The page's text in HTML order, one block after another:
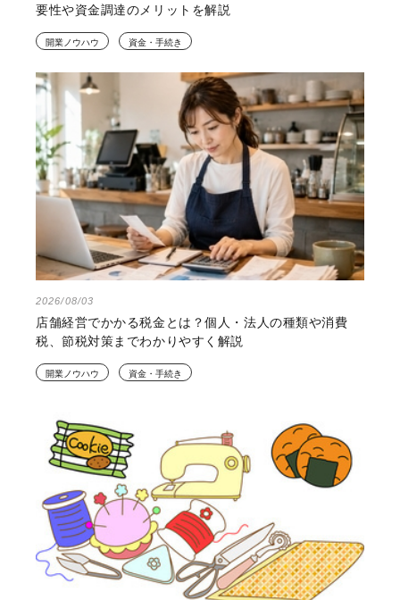
要性や資金調達のメリットを解説
開業ノウハウ 資金・手続き
2026/08/03
店舗経営でかかる税金とは？個人・法人の種類や消費
税、節税対策までわかりやすく解説
開業ノウハウ 資金・手続き